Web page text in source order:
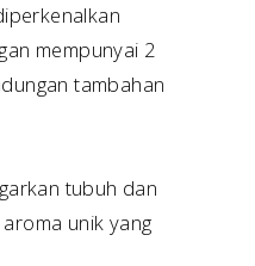
mempunyai 2
tambahan
tubuh dan
unik yang